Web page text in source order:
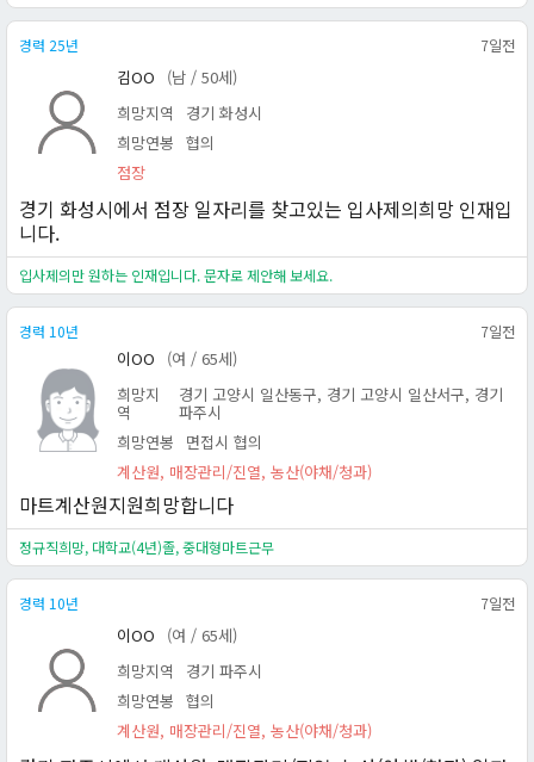
경력 25년 7일전
김OO
(남 / 50세)
희망지역
경기 화성시
희망연봉 협의
점장
경기 화성시에서 점장 일자리를 찾고있는 입사제의희망 인재입
니다.
입사제의만 원하는 인재입니다. 문자로 제안해 보세요.
경력 10년 7일전
이OO
(여 / 65세)
희망지
역
경기 고양시 일산동구, 경기 고양시 일산서구, 경기
파주시
희망연봉
면접시 협의
계산원, 매장관리/진열, 농산(야채/청과)
마트계산원지원희망합니다
정규직희망, 대학교(4년)졸, 중대형마트근무
경력 10년 7일전
이OO
(여 / 65세)
희망지역
경기 파주시
희망연봉 협의
계산원, 매장관리/진열, 농산(야채/청과)